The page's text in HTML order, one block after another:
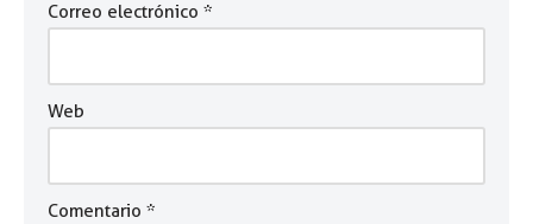
Correo electrónico *
Web
Comentario *